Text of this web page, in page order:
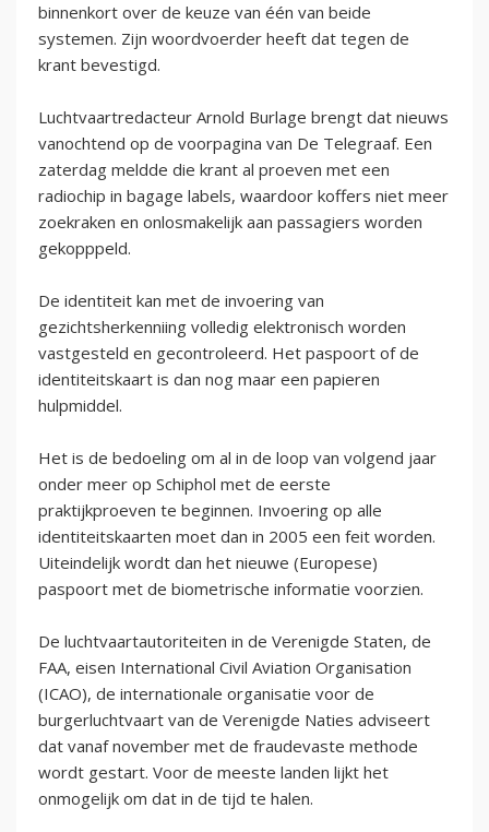
binnenkort over de keuze van één van beide
systemen. Zijn woordvoerder heeft dat tegen de
krant bevestigd.
Luchtvaartredacteur Arnold Burlage brengt dat nieuws
vanochtend op de voorpagina van De Telegraaf. Een
zaterdag meldde die krant al proeven met een
radiochip in bagage labels, waardoor koffers niet meer
zoekraken en onlosmakelijk aan passagiers worden
gekopppeld.
De identiteit kan met de invoering van
gezichtsherkenniing volledig elektronisch worden
vastgesteld en gecontroleerd. Het paspoort of de
identiteitskaart is dan nog maar een papieren
hulpmiddel.
Het is de bedoeling om al in de loop van volgend jaar
onder meer op Schiphol met de eerste
praktijkproeven te beginnen. Invoering op alle
identiteitskaarten moet dan in 2005 een feit worden.
Uiteindelijk wordt dan het nieuwe (Europese)
paspoort met de biometrische informatie voorzien.
De luchtvaartautoriteiten in de Verenigde Staten, de
FAA, eisen International Civil Aviation Organisation
(ICAO), de internationale organisatie voor de
burgerluchtvaart van de Verenigde Naties adviseert
dat vanaf november met de fraudevaste methode
wordt gestart. Voor de meeste landen lijkt het
onmogelijk om dat in de tijd te halen.